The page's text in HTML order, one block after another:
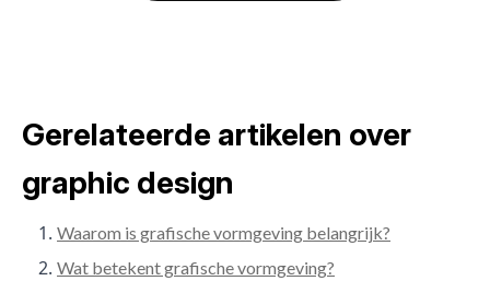
Gerelateerde artikelen over
graphic design
Waarom is grafische vormgeving belangrijk?
Wat betekent grafische vormgeving?